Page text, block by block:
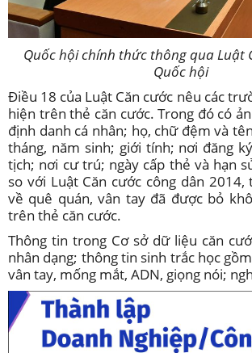
Quốc hội chính thức thông qua Luật
Quốc hội
Điều 18 của Luật Căn cước nêu các
hiện trên thẻ căn cước. Trong đó có
định danh cá nhân; họ, chữ đệm và
tháng, năm sinh; giới tính; nơi đăng
tịch; nơi cư trú; ngày cấp thẻ và hạn
so với Luật Căn cước công dân
về quê quán, vân tay đã được bỏ
trên thẻ căn cước.
Thông tin trong Cơ sở dữ liệu căn
nhân dạng; thông tin sinh trắc học
vân tay, mống mắt, ADN, giọng nói;